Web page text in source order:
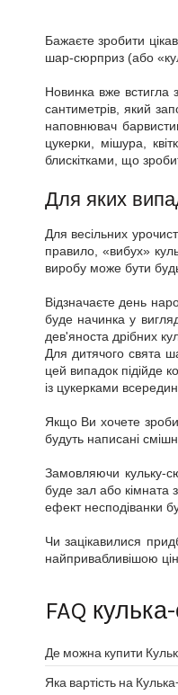
Бажаєте зробити
шар-сюрприз (або
Новинка вже встигла
сантиметрів, який
наповнювач
цукерки, мішура,
блискітками, що
Для яких
Для весільних
правило, «вибух»
виробу може бути
Відзначаєте день
буде начинка у
дев'яноста дрібних
Для дитячого свята
цей випадок підійде
із цукерками
Якщо Ви хочете
будуть написані
Замовляючи кульку-
буде зал або кімната
ефект несподіванки
Чи зацікавилися
найпривабливішою
FAQ
Де можна купити
Яка вартість на